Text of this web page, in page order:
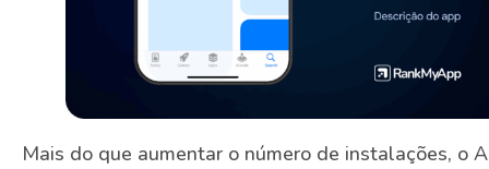
Mais do que aumentar o número de instalações, o